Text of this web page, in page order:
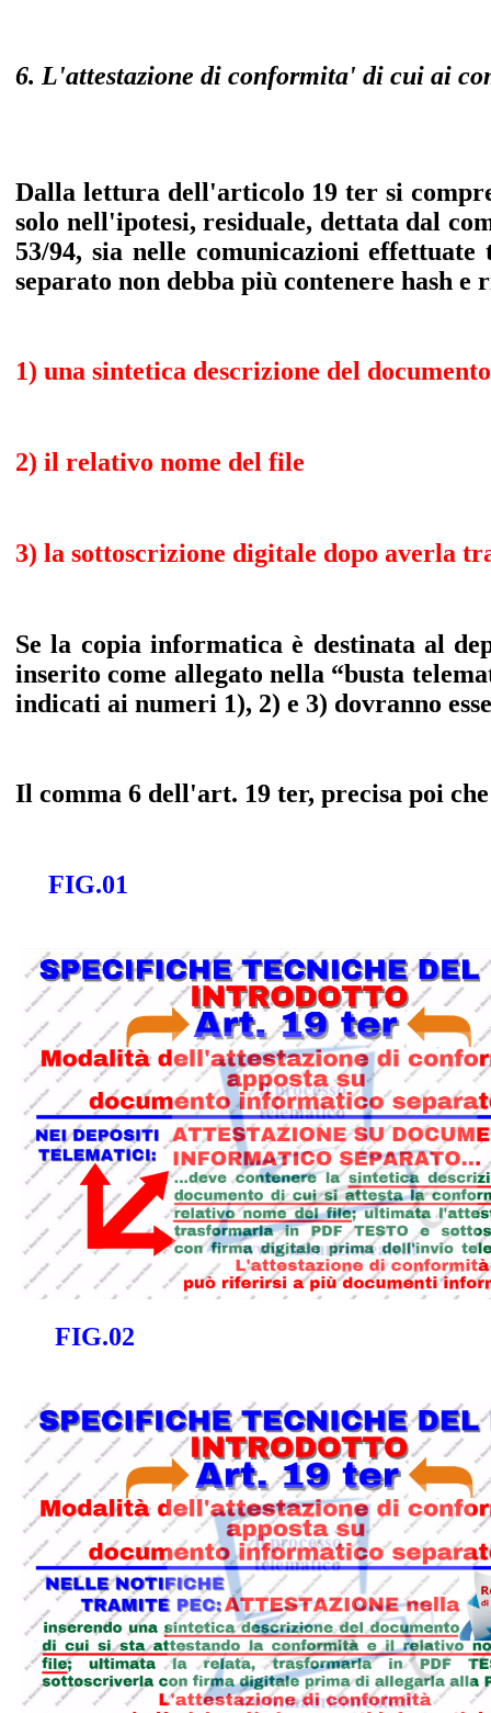
6. L'attestazione di conformita' di cui ai
Dalla lettura dell'articolo 19 ter si
solo nell'ipotesi, residuale, dettata dal
53/94, sia nelle comunicazioni
separato non debba più contenere hash
1) una sintetica descrizione del
2) il relativo nome del file
3) la sottoscrizione digitale dopo averla
Se la copia informatica è destinata al
inserito come allegato nella “busta
indicati ai numeri 1), 2) e 3) dovranno
Il comma 6 dell'art. 19 ter, precisa poi
FIG.01
FIG.02